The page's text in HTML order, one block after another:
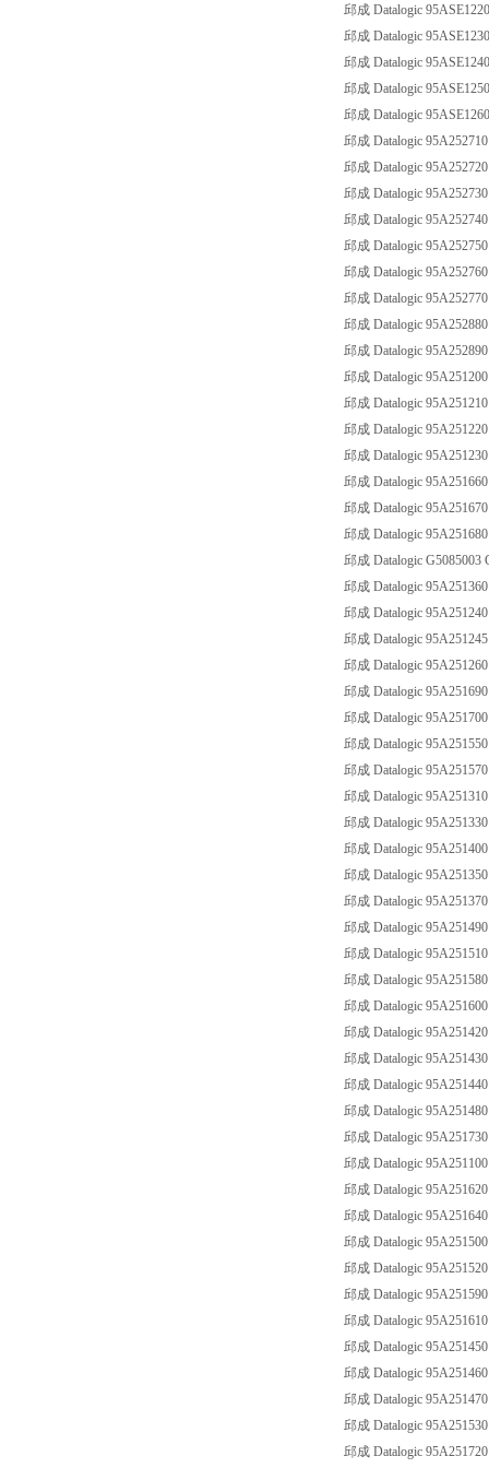
邱成 Datalogic
邱成 Datalogic
邱成 Datalogic
邱成 Datalogic
邱成 Datalogic
邱成 Datalogic
邱成 Datalogic
邱成 Datalogic
邱成 Datalogic
邱成 Datalogic
邱成 Datalogic
邱成 Datalogic
邱成 Datalogic
邱成 Datalogic
邱成 Datalogic
邱成 Datalogic
邱成 Datalogic
邱成 Datalogic
邱成 Datalogic
邱成 Datalogic
邱成 Datalogic
邱成 Datalogic G5085003
邱成 Datalogic
邱成 Datalogic
邱成 Datalogic
邱成 Datalogic
邱成 Datalogic
邱成 Datalogic
邱成 Datalogic
邱成 Datalogic
邱成 Datalogic
邱成 Datalogic
邱成 Datalogic
邱成 Datalogic
邱成 Datalogic
邱成 Datalogic
邱成 Datalogic
邱成 Datalogic
邱成 Datalogic
邱成 Datalogic
邱成 Datalogic
邱成 Datalogic
邱成 Datalogic
邱成 Datalogic
邱成 Datalogic
邱成 Datalogic
邱成 Datalogic
邱成 Datalogic
邱成 Datalogic
邱成 Datalogic
邱成 Datalogic
邱成 Datalogic
邱成 Datalogic
邱成 Datalogic
邱成 Datalogic
邱成 Datalogic